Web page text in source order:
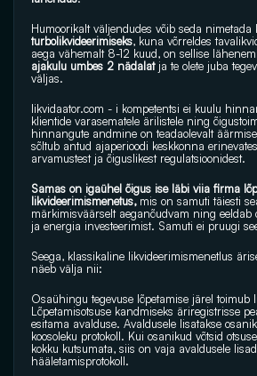
Humoorikalt väljendudes võib seda nimetada
turbolikvideerimiseks, kuna võrreldes
aega vähemalt 8-12 kuud, on sellise
ajakulu umbes 2 nädalat ja te olete juba
väljas.
likvidaator.com - i kompetentsi ei kuulu
klientide varasematele ärilistele ning
hinnangute andmine on teadaolevalt
sõltub antud ajaperioodi keskkonna
arvamustest ja õiguslikest regulatsioonidest.
Samas on igaühel õigus ise läbi viia firma
likvideerimismenetus, mis on samuti täiesti
märkimisväärselt aeganõudvam ning
ja energia investeerimist. Samuti ei pruugi
Seega, klassikaline likvideerimismenetlus
näeb välja nii:
Osaühingu tegevuse lõpetamise järel toimub
Lõpetamisotsuse kandmiseks äriregistrisse
esitama avalduse. Avaldusele lisatakse
koosoleku protokoll. Kui osanikud võtsid
kokku kutsumata, siis on vaja avaldusele
hääletamisprotokoll.